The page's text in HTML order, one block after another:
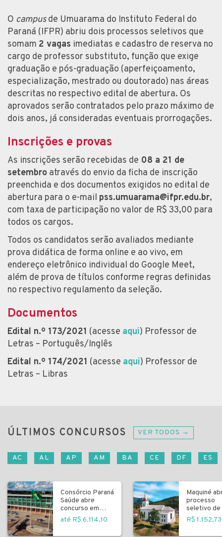
O campusde Umuarama do Instituto Federal do
Paraná (IFPR) abriu dois processos seletivos que
somam 2 vagas imediatas e cadastro de reserva no
cargo de professor substituto, função que exige
graduação e pós-graduação (aperfeiçoamento,
especialização, mestrado ou doutorado) nas áreas
descritas no respectivo edital de abertura. Os
aprovados serão contratados pelo prazo máximo de
dois anos, já consideradas eventuais prorrogações.
Inscrições e provas
As inscrições serão recebidas de 08 a 21 de
setembro através do envio da ficha de inscrição
preenchida e dos documentos exigidos no edital de
abertura para o e-mail pss.umuarama@ifpr.edu.br,
com taxa de participação no valor de R$ 33,00 para
todos os cargos.
Todos os candidatos serão avaliados mediante
prova didática de forma online e ao vivo, em
endereço eletrônico individual do Google Meet,
além de prova de títulos conforme regras definidas
no respectivo regulamento da seleção.
Documentos
Edital n.º 173/2021 (acesse aqui) Professor de
Letras – Português/Inglês
Edital n.º 174/2021 (acesse aqui) Professor de
Letras – Libras
ÚLTIMOS CONCURSOS VER TODOS →
AC AL AP AM BA CE DF ES
Consórcio Paraná
Saúde abre
concurso em
Curitiba
até R$ 6.114,10
Maquiné
processo
seletivo de
R$ 1.152,73